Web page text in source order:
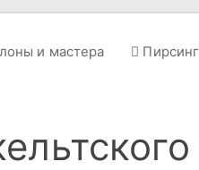
и мастера Пирсинг